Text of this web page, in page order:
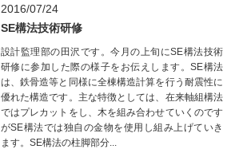
2016/07/24
SE構法技術研修
設計監理部の田沢です。今月の上旬にSE構法技術
研修に参加した際の様子をお伝えします。SE構法
は、鉄骨造等と同様に全棟構造計算を行う耐震性に
優れた構造です。主な特徴としては、在来軸組構法
ではプレカットをし、木を組み合わせていくのです
がSE構法では独自の金物を使用し組み上げていき
ます。SE構法の柱脚部分...